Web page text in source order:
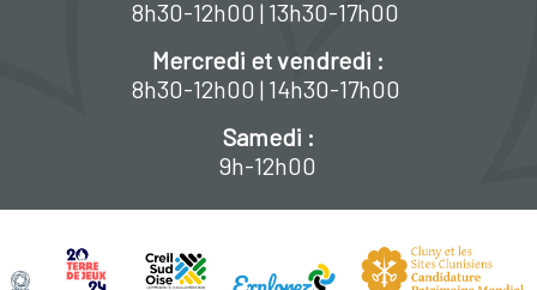
8h30-12h00 | 13h30-17h00
Mercredi et vendredi :
8h30-12h00 | 14h30-17h00
Samedi :
9h-12h00